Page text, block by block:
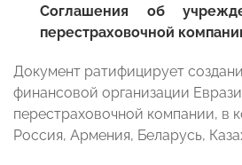
Соглашения об
перестраховочной
Документ ратифицирует
финансовой организации
перестраховочной компании, в
Россия, Армения, Беларусь,